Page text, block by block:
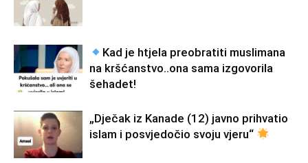
Kad je htjela preobratiti muslimana
na kršćanstvo..ona sama izgovorila
šehadet!
„Dječak iz Kanade (12) javno prihvatio
islam i posvjedočio svoju vjeru“